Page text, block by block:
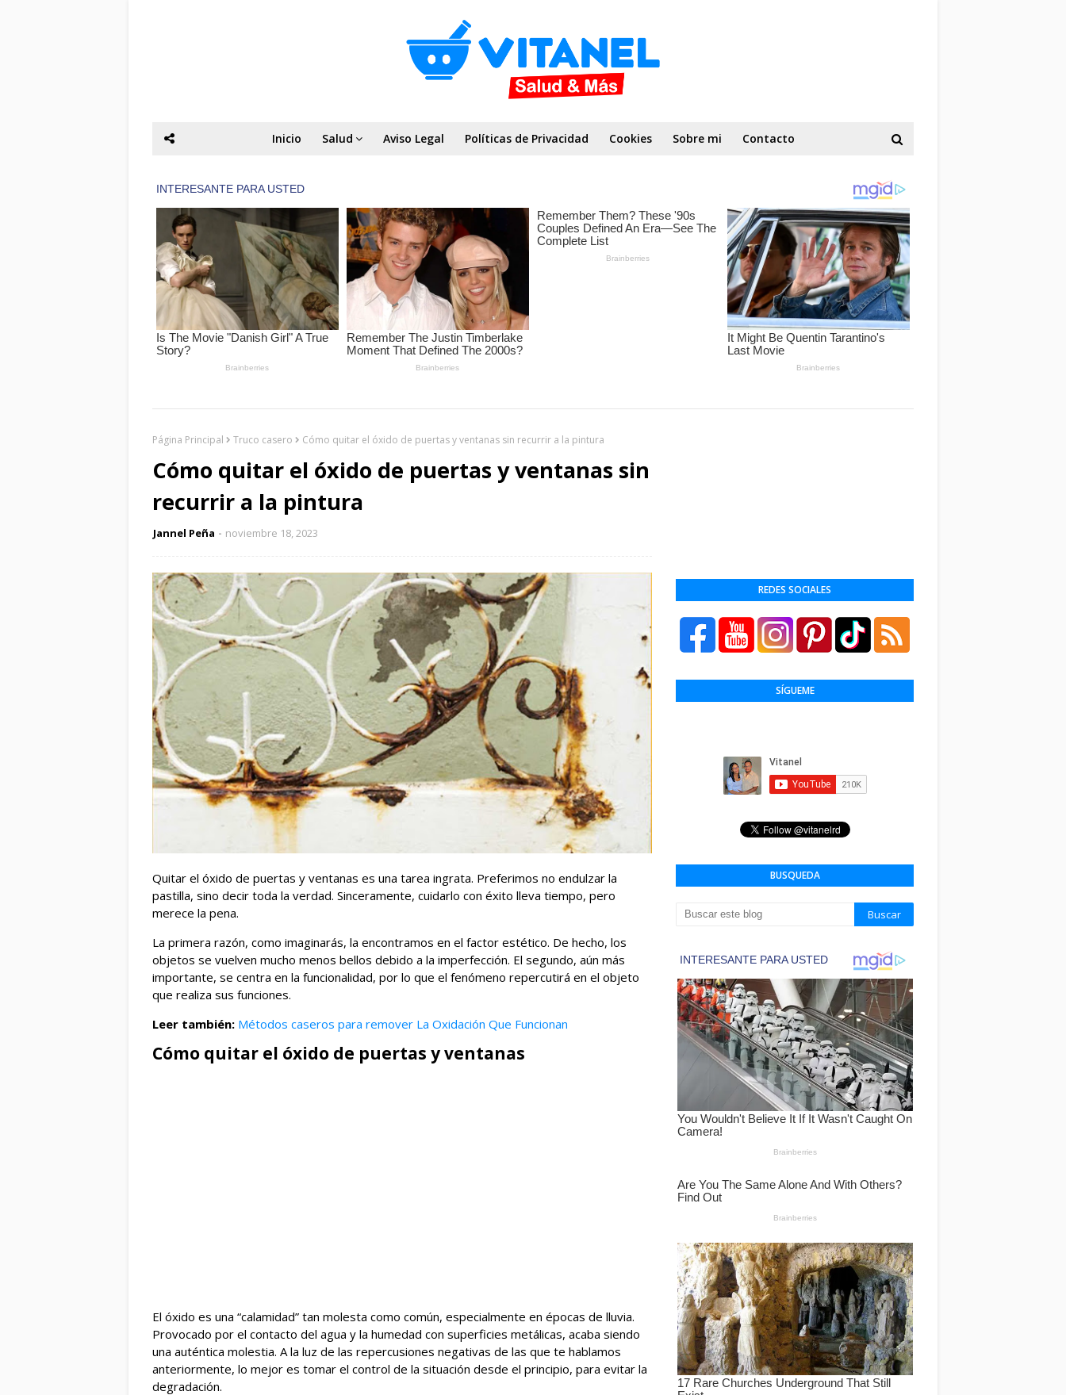
Inicio Salud Aviso Legal Políticas de Privacidad Cookies Sobre mi Contacto
Página Principal Truco casero Cómo quitar el óxido de puertas y ventanas sin recurrir a la pintura
Cómo quitar el óxido de puertas y ventanas sin
recurrir a la pintura
Jannel Peña noviembre 18, 2023
Quitar el óxido de puertas y ventanas es una tarea ingrata. Preferimos no endulzar la
pastilla, sino decir toda la verdad. Sinceramente, cuidarlo con éxito lleva tiempo, pero
merece la pena.
La primera razón, como imaginarás, la encontramos en el factor estético. De hecho, los
objetos se vuelven mucho menos bellos debido a la imperfección. El segundo, aún más
importante, se centra en la funcionalidad, por lo que el fenómeno repercutirá en el objeto
que realiza sus funciones.
Leer también: Métodos caseros para remover La Oxidación Que Funcionan
Cómo quitar el óxido de puertas y ventanas
El óxido es una “calamidad” tan molesta como común, especialmente en épocas de lluvia.
Provocado por el contacto del agua y la humedad con superficies metálicas, acaba siendo
una auténtica molestia. A la luz de las repercusiones negativas de las que te hablamos
anteriormente, lo mejor es tomar el control de la situación desde el principio, para evitar la
degradación.
REDES SOCIALES
SÍGUEME
BUSQUEDA